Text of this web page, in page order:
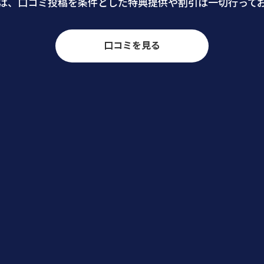
、口コミ投稿を条件とした特典提供や割引は一切行って
口コミを見る